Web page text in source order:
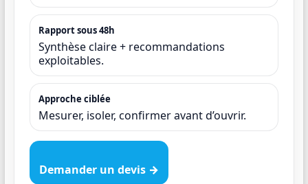
Rapport sous 48h
Synthèse claire + recommandations
exploitables.
Approche ciblée
Mesurer, isoler, confirmer avant d’ouvrir.
Demander un devis →